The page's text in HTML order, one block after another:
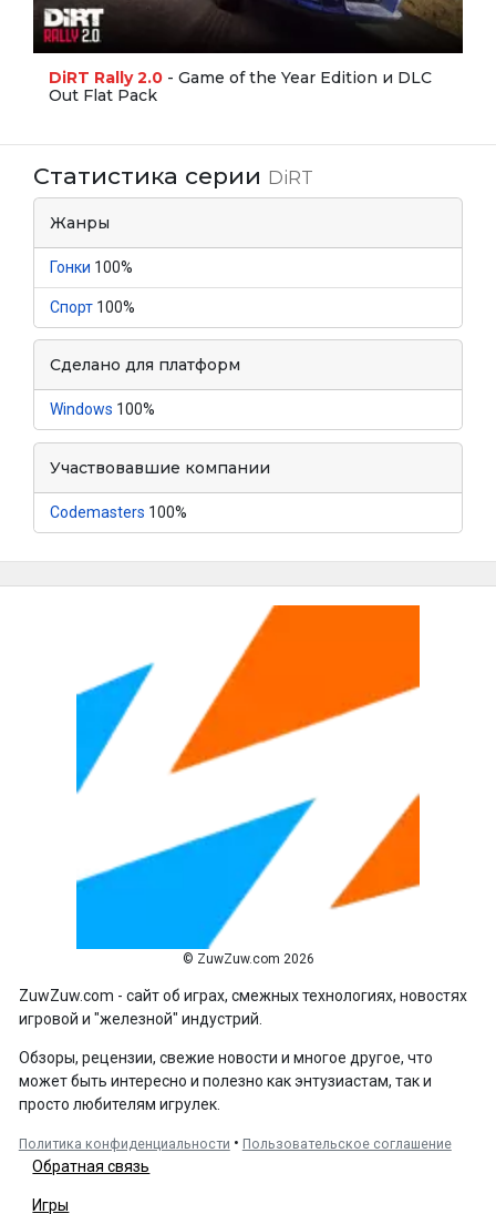
DiRT Rally 2.0 - Game of the Year Edition и DLC
Out Flat Pack
Статистика серии DiRT
Жанры
Гонки 100%
Спорт 100%
Сделано для платформ
Windows 100%
Участвовавшие компании
Codemasters 100%
© ZuwZuw.com 2026
ZuwZuw.com - сайт об играх, смежных технологиях, новостях
игровой и "железной" индустрий.
Обзоры, рецензии, свежие новости и многое другое, что
может быть интересно и полезно как энтузиастам, так и
просто любителям игрулек.
Политика конфиденциальности • Пользовательское соглашение
Обратная связь
Игры